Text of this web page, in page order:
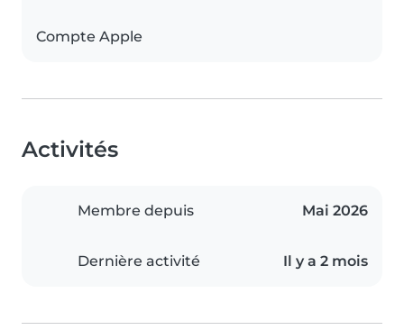
Compte Apple
Activités
Membre depuis Mai 2026
Dernière activité Il y a 2 mois